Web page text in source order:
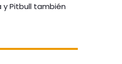
y Pitbull también